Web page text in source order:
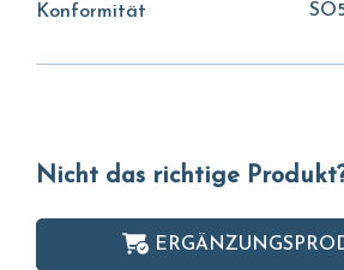
Konformität
Nicht das richtige